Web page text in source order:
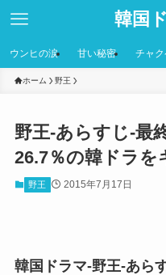
韓国
ウンヒの涙 甘い秘密 チャ
ホーム 野王
野王-あらすじ-最
26.7％の韓ドラを
野王 2015年7月17日
韓国ドラマ-野王-あら